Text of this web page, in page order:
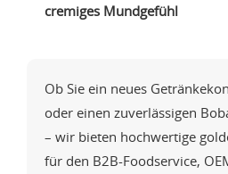
cremiges Mundgefühl
Ob Sie ein neues
oder einen zuverlässigen
– wir bieten hochwertige
für den B2B-Foodservice,